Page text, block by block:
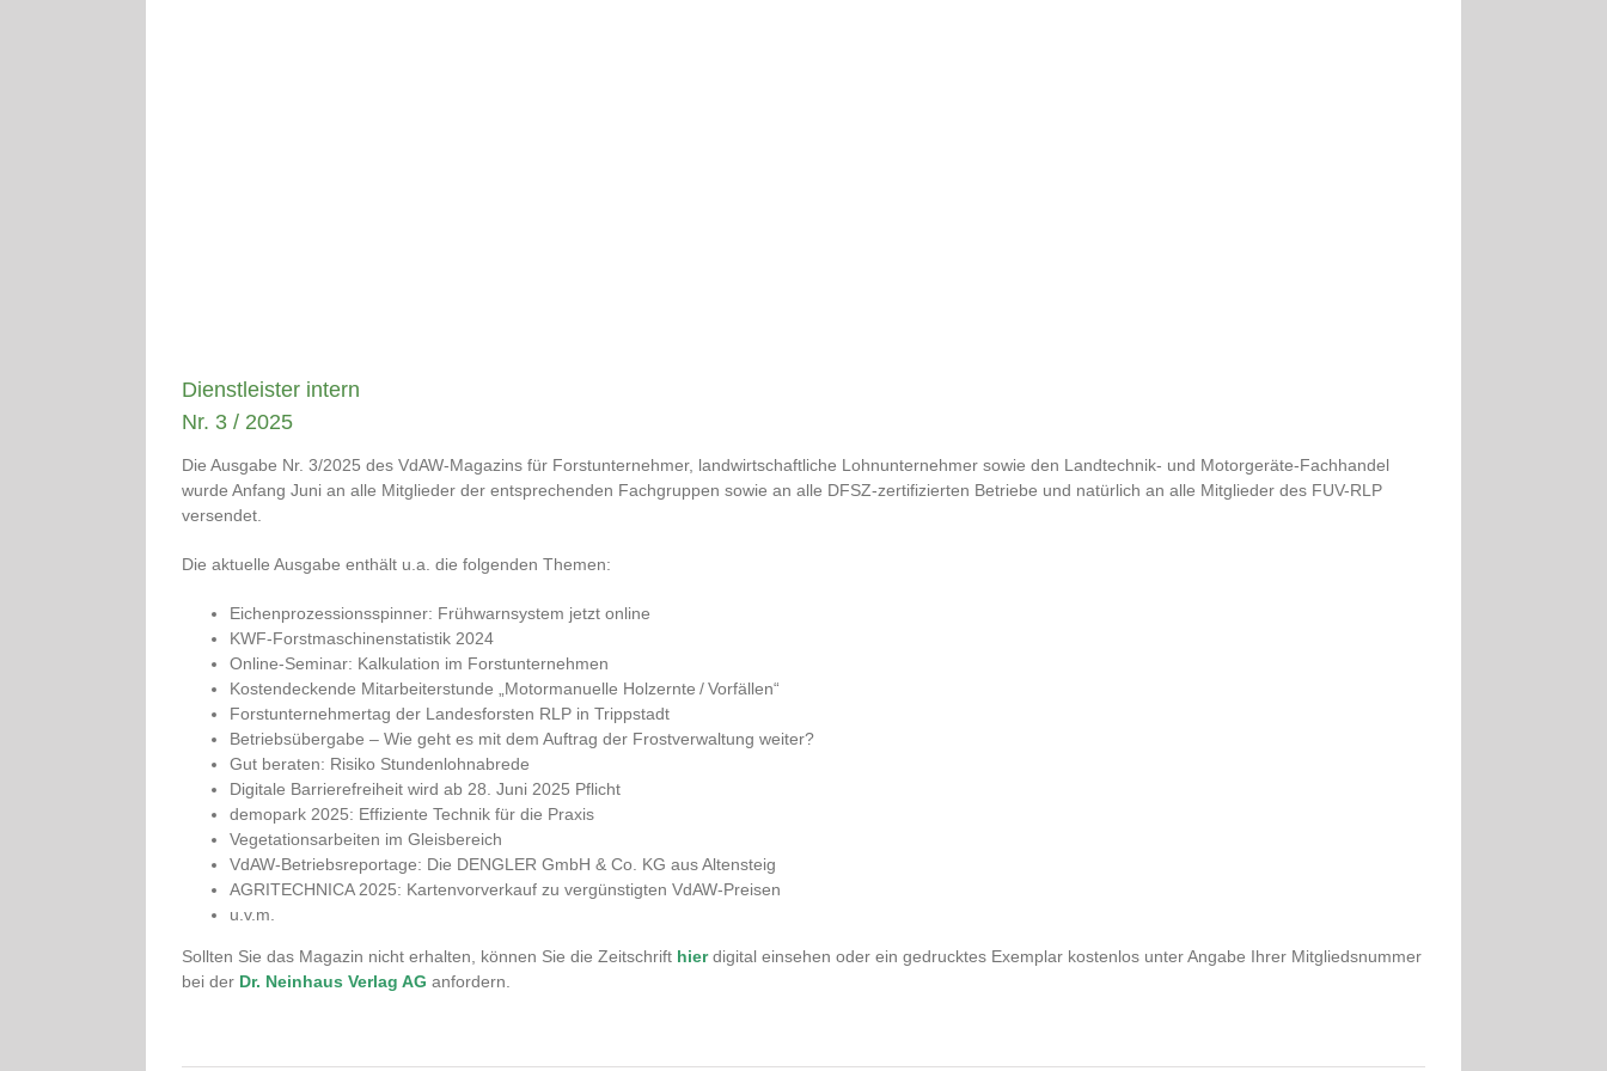
Dienstleister intern
Nr. 3 / 2025
Die Ausgabe Nr. 3/2025 des VdAW-Magazins für Forstunternehmer, landwirtschaftliche Lohnunternehmer sowie den Landtechnik- und Motorgeräte-Fachhandel
wurde Anfang Juni an alle Mitglieder der entsprechenden Fachgruppen sowie an alle DFSZ-zertifizierten Betriebe und natürlich an alle Mitglieder des FUV-RLP
versendet.
Die aktuelle Ausgabe enthält u.a. die folgenden Themen:
Eichenprozessionsspinner: Frühwarnsystem jetzt online
KWF-Forstmaschinenstatistik 2024
Online-Seminar: Kalkulation im Forstunternehmen
Kostendeckende Mitarbeiterstunde „Motormanuelle Holzernte / Vorfällen“
Forstunternehmertag der Landesforsten RLP in Trippstadt
Betriebsübergabe – Wie geht es mit dem Auftrag der Frostverwaltung weiter?
Gut beraten: Risiko Stundenlohnabrede
Digitale Barrierefreiheit wird ab 28. Juni 2025 Pflicht
demopark 2025: Effiziente Technik für die Praxis
Vegetationsarbeiten im Gleisbereich
VdAW-Betriebsreportage: Die DENGLER GmbH & Co. KG aus Altensteig
AGRITECHNICA 2025: Kartenvorverkauf zu vergünstigten VdAW-Preisen
u.v.m.
Sollten Sie das Magazin nicht erhalten, können Sie die Zeitschrift hierdigital einsehen oder ein gedrucktes Exemplar kostenlos unter Angabe Ihrer Mitgliedsnummer
bei der Dr. Neinhaus Verlag AG anfordern.